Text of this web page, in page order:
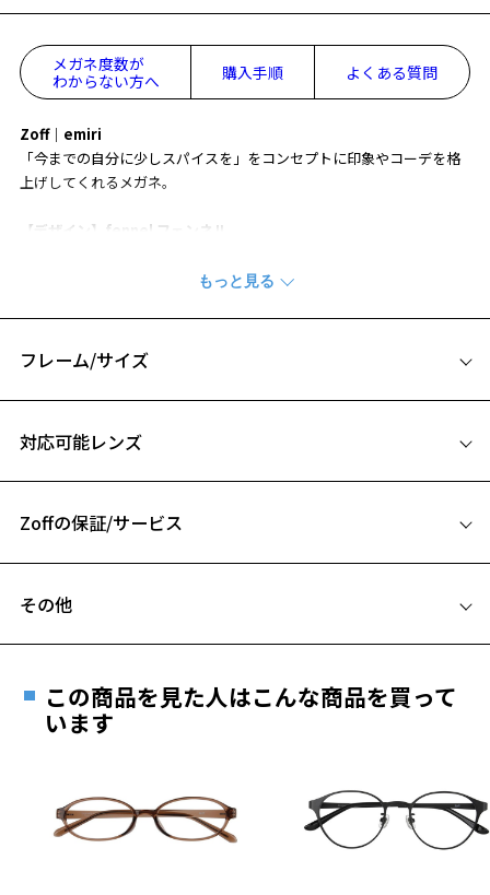
お気に入り
メガネ度数が
わからない方へ
購入手順 よくある質問
Zoff｜emiri
「今までの自分に少しスパイスを」をコンセプトに印象やコーデを格
上げしてくれるメガネ。
【デザイン】fennel フェンネル
コーデに洗練された印象をプラスする一本。
【付属品】オリジナルケース&メガネ拭き付き
emiriさんセレクトのシンプルながらも上質な雰囲気漂うケースとメガ
ネ拭き付き。
93年にドラマデビュー。
める。
2024年からはアパレルブランド「conte」のdirectorも務める。
※柄や色味の出方に個体差があり、画像と異なる場合がございます。
フレーム/サイズ
B ブリッジ(鼻部分)の横幅：18mm
対応可能レンズ
フレームとレンズの合計料金を知りたい方へ
Zoffの保証/サービス
安心1 フレーム１年間品質保証
きます。
※保証期間内に交換が行われた場合、保証期間は初期の期間から
その他
ご希望のお客さまは、「レンズ交換券」をお選びのうえ、
最寄りのZoff実店舗にてレンズをお買い求めください。
※サングラスやパッケージ品では「レンズ交換券」はお選び
談ください。
この商品を見た人はこんな商品を買って
います